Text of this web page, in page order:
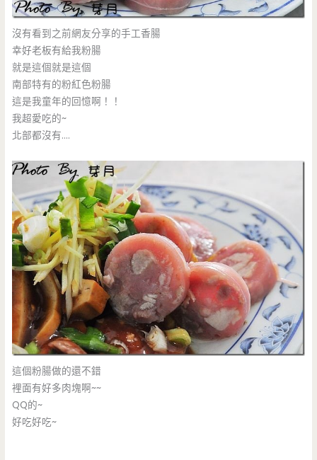
沒有看到之前網友分享的手工香腸
幸好老板有給我粉腸
就是這個就是這個
南部特有的粉紅色粉腸
這是我童年的回憶啊！！
我超愛吃的~
北部都沒有….
這個粉腸做的還不錯
裡面有好多肉塊啊~~
QQ的~
好吃好吃~